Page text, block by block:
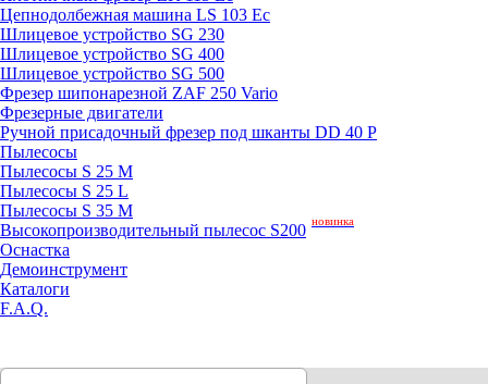
Цепнодолбежная машина LS 103 Ec
Шлицевое устройство SG 230
Шлицевое устройство SG 400
Шлицевое устройство SG 500
Фрезер шипонарезной ZAF 250 Vario
Фрезерные двигатели
Ручной присадочный фрезер под шканты DD 40 P
Пылесосы
Пылесосы S 25 M
Пылесосы S 25 L
Пылесосы S 35 M
Высокопроизводительный пылесос S200 новинка
Оснастка
Демоинструмент
Каталоги
F.A.Q.